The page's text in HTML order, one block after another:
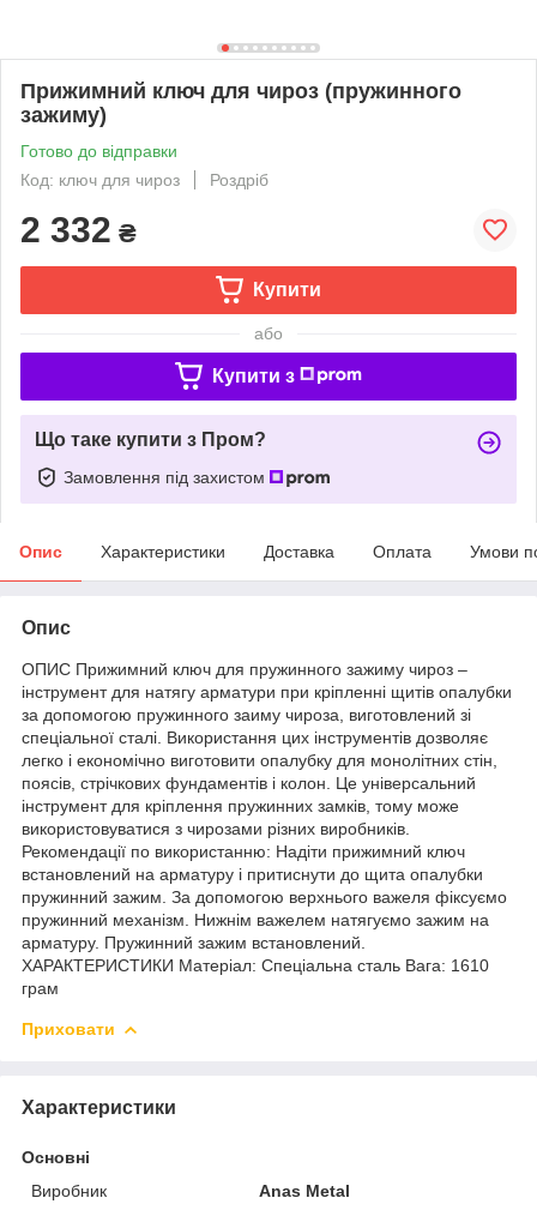
Прижимний ключ для чироз (пружинного
зажиму)
Готово до відправки
Код: ключ для чироз
Роздріб
2 332 ₴
Купити
або
Купити з
Що таке купити з Пром?
Замовлення під захистом
Опис Характеристики Доставка Оплата Умови
Опис
ОПИС Прижимний ключ для пружинного зажиму чироз –
інструмент для натягу арматури при кріпленні щитів опалубки
за допомогою пружинного заиму чироза, виготовлений зі
спеціальної сталі. Використання цих інструментів дозволяє
легко і економічно виготовити опалубку для монолітних стін,
поясів, стрічкових фундаментів і колон. Це універсальний
інструмент для кріплення пружинних замків, тому може
використовуватися з чирозами різних виробників.
Рекомендації по використанню: Надіти прижимний ключ
встановлений на арматуру і притиснути до щита опалубки
пружинний зажим. За допомогою верхнього важеля фіксуємо
пружинний механізм. Нижнім важелем натягуємо зажим на
арматуру. Пружинний зажим встановлений.
ХАРАКТЕРИСТИКИ Матеріал: Спеціальна сталь Вага: 1610
грам
Приховати
Характеристики
Основні
Виробник
Anas Metal